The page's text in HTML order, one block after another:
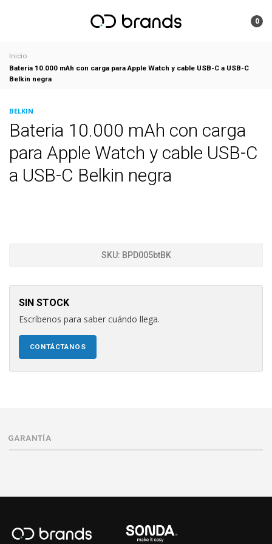
0
Inicio
Bateria 10.000 mAh con carga para Apple Watch y cable USB-C a USB-C
Belkin negra
BELKIN
Bateria 10.000 mAh con carga
para Apple Watch y cable USB-C
a USB-C Belkin negra
SKU: BPD005btBK
SIN STOCK
Escríbenos para saber cuándo llega.
CONTÁCTANOS
GARANTÍA